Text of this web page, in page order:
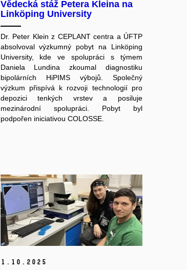
Vědecká stáž Petera Kleina na
Linköping University
Dr. Peter Klein z CEPLANT centra a ÚFTP
absolvoval výzkumný pobyt na Linköping
University, kde ve spolupráci s týmem
Daniela Lundina zkoumal diagnostiku
bipolárních HiPIMS výbojů. Společný
výzkum přispívá k rozvoji technologií pro
depozici tenkých vrstev a posiluje
mezinárodní spolupráci. Pobyt byl
podpořen iniciativou COLOSSE.
1. 10. 2025